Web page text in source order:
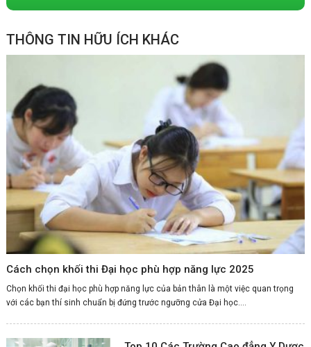
THÔNG TIN HỮU ÍCH KHÁC
Cách chọn khối thi Đại học phù hợp năng lực 2025
Chọn khối thi đại học phù hợp năng lực của bản thân là một việc quan trọng
với các bạn thí sinh chuẩn bị đứng trước ngưỡng cửa Đại học....